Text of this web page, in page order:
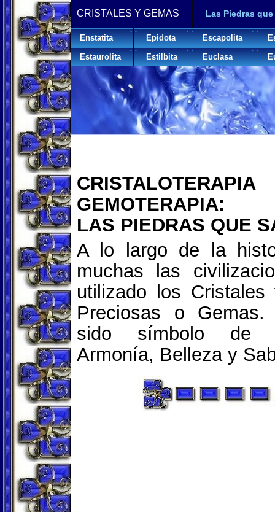
CRISTALES Y GEMAS Las Piedras que
Enstatita Epidota Escapolita
Estaurolita Estilbita Euclasa
GEMOTERAPIA:
LAS PIEDRAS QUE
A lo largo de la
muchas las
utilizado los
Preciosas o Gemas.
sido símbolo de
Armonía, Belleza y